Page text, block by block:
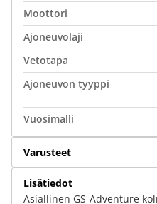
Moottori
Ajoneuvolaji
Vetotapa
Ajoneuvon tyyppi
Vuosimalli
Varusteet
Lisätiedot
Asiallinen GS-Adventure